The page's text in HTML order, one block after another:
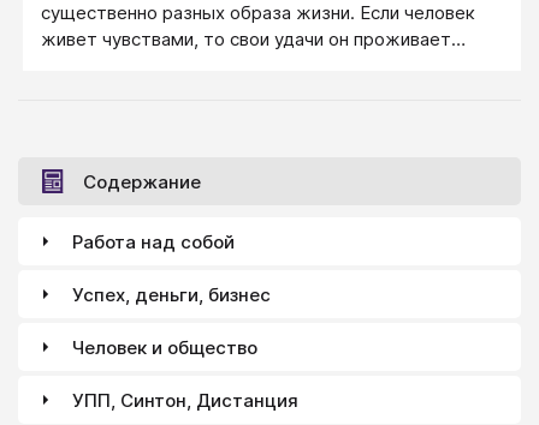
существенно разных образа жизни. Если человек
живет чувствами, то свои удачи он проживает
Содержание
Работа над собой
Успех, деньги, бизнес
Человек и общество
УПП, Синтон, Дистанция